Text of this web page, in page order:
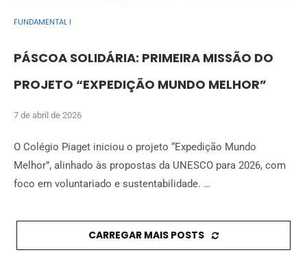
FUNDAMENTAL I
PÁSCOA SOLIDÁRIA: PRIMEIRA MISSÃO DO
PROJETO “EXPEDIÇÃO MUNDO MELHOR”
7 de abril de 2026
O Colégio Piaget iniciou o projeto “Expedição Mundo
Melhor”, alinhado às propostas da UNESCO para 2026, com
foco em voluntariado e sustentabilidade. …
CARREGAR MAIS POSTS